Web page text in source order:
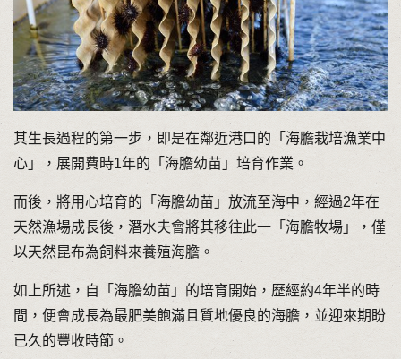
其生長過程的第一步，即是在鄰近港口的「海膽栽培漁業中
心」，展開費時1年的「海膽幼苗」培育作業。
而後，將用心培育的「海膽幼苗」放流至海中，經過2年在
天然漁場成長後，潛水夫會將其移往此一「海膽牧場」，僅
以天然昆布為飼料來養殖海膽。
如上所述，自「海膽幼苗」的培育開始，歷經約4年半的時
間，便會成長為最肥美飽滿且質地優良的海膽，並迎來期盼
已久的豐收時節。